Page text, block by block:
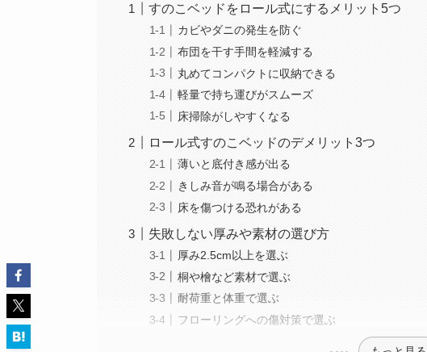
すのこベッドをロール式にするメリット5つ
カビやダニの発生を防ぐ
布団を干す手間を軽減する
丸めてコンパクトに収納できる
軽量で持ち運びがスムーズ
床掃除がしやすくなる
ロール式すのこベッドのデメリット3つ
薄いと底付き感が出る
きしみ音が鳴る場合がある
床を傷つける恐れがある
失敗しない厚みや素材の選び方
厚み2.5cm以上を選ぶ
桐や檜など素材で選ぶ
耐荷重と体重で選ぶ
フローリングへの傷対策で選ぶ